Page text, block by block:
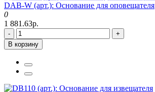
DAB-W (арт.): Основание для оповещателя
0
1 881.63р.
-
+
В корзину